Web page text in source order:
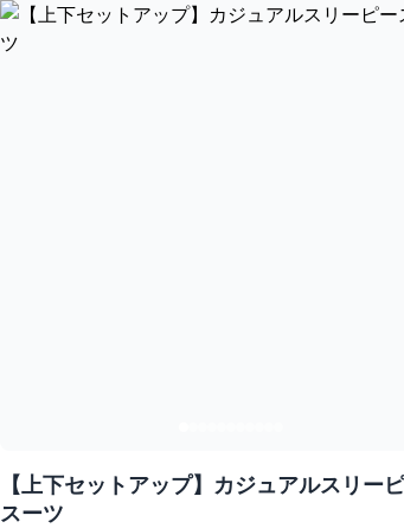
【上下セットアップ】カジュアルスリー
スーツ